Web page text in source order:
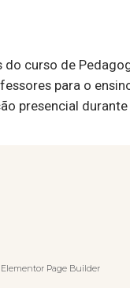
do curso de
para o
presencial
Page Builder